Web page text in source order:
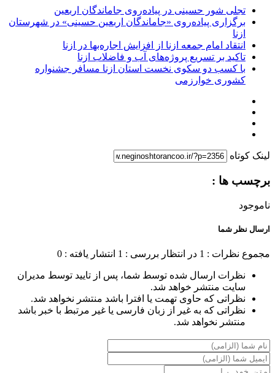
تجلی شور حسینی در پیاده‌روی جاماندگان اربعین
برگزاری پیاده‌روی «جاماندگان اربعین حسینی» در شهرستان
ازنا
انتقاد امام جمعه ازنا از افزایش اجاره‌بها در ازنا
تاکید بر تسریع پروژه‌های آب و فاضلاب ازنا
با کسب دو سکوی نخست استان ازنا مسافر جشنواره
کشوری خوارزمی
لینک کوتاه
برچسب ها :
ناموجود
ارسال نظر شما
مجموع نظرات : 1 در انتظار بررسی : 1 انتشار یافته : 0
نظرات ارسال شده توسط شما، پس از تایید توسط مدیران
سایت منتشر خواهد شد.
نظراتی که حاوی تهمت یا افترا باشد منتشر نخواهد شد.
نظراتی که به غیر از زبان فارسی یا غیر مرتبط با خبر باشد
منتشر نخواهد شد.